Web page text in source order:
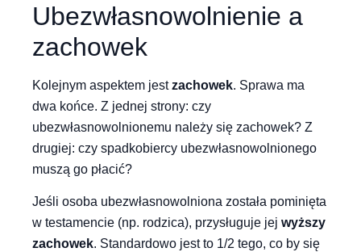
Ubezwłasnowolnienie a
zachowek
Kolejnym aspektem jestzachowek. Sprawa ma
dwa końce. Z jednej strony: czy
ubezwłasnowolnionemu należy się zachowek? Z
drugiej: czy spadkobiercy ubezwłasnowolnionego
muszą go płacić?
Jeśli osoba ubezwłasnowolniona została pominięta
w testamencie (np. rodzica), przysługuje jej wyższy
zachowek. Standardowo jest to 1/2 tego, co by się